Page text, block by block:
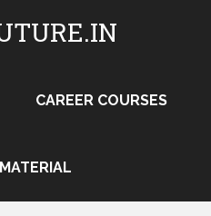
CAREER COURSES